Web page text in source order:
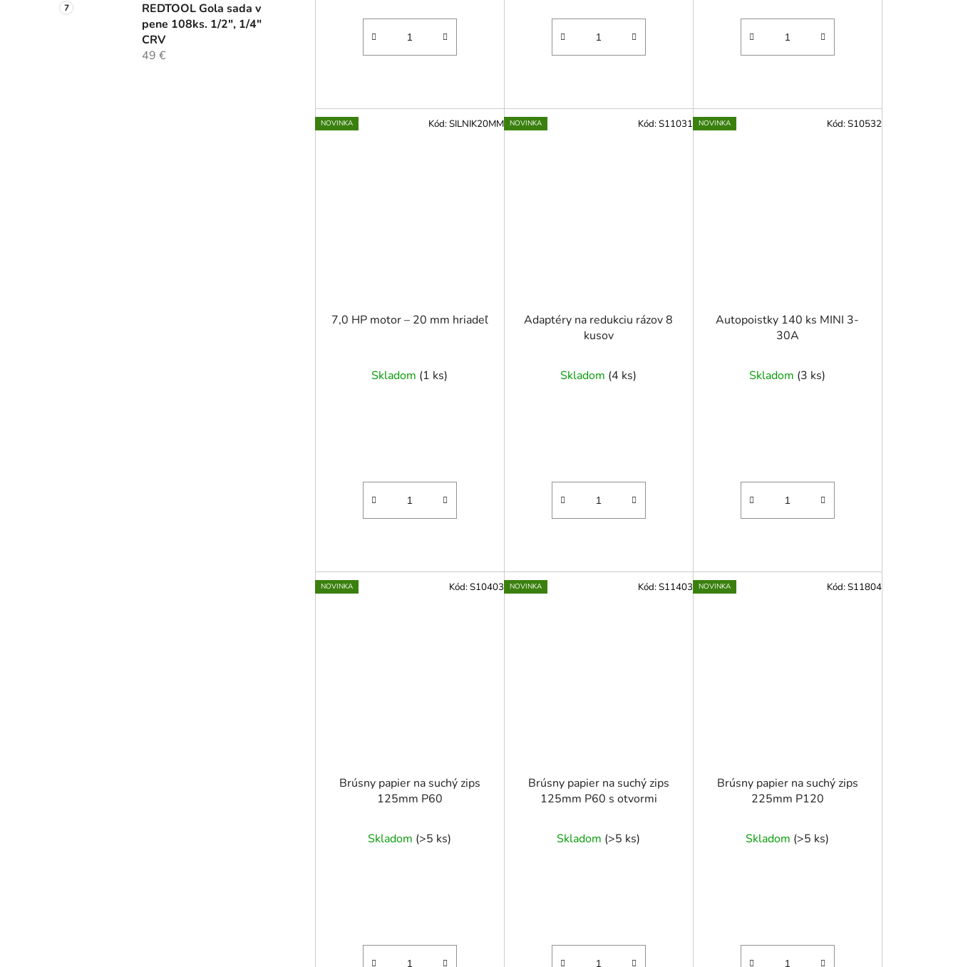
REDTOOL Gola sada v
pene 108ks. 1/2", 1/4"
CRV
49 €
NOVINKA
7,0 HP motor – 20 mm hriadeľ
Skladom (1 ks)
Kód:SILNIK20MM NOVINKA
Adaptéry na redukciu rázov 8
kusov
Skladom (4 ks)
Kód:S11031 NOVINKA
Autopoistky 140 ks MINI 3-
30A
Skladom (3 ks)
Kód:S10532
NOVINKA
Brúsny papier na suchý zips
125mm P60
Skladom (>5 ks)
Kód:S10403 NOVINKA
Brúsny papier na suchý zips
125mm P60 s otvormi
Skladom (>5 ks)
Kód:S11403 NOVINKA
Brúsny papier na suchý zips
225mm P120
Skladom (>5 ks)
Kód:S11804